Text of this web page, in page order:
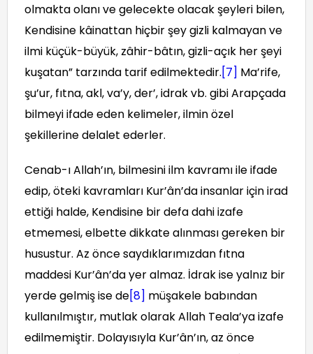
olmakta olanı ve gelecekte olacak şeyleri bilen,
Kendisine kâinattan hiçbir şey gizli kalmayan ve
ilmi küçük-büyük, zâhir-bâtın, gizli-açık her şeyi
kuşatan” tarzında tarif edilmektedir.[7] Ma’rife,
şu’ur, fıtna, akl, va’y, der’, idrak vb. gibi Arapçada
bilmeyi ifade eden kelimeler, ilmin özel
şekillerine delalet ederler.
Cenab-ı Allah’ın, bilmesini ilm kavramı ile ifade
edip, öteki kavramları Kur’ân’da insanlar için irad
ettiği halde, Kendisine bir defa dahi izafe
etmemesi, elbette dikkate alınması gereken bir
husustur. Az önce saydıklarımızdan fıtna
maddesi Kur’ân’da yer almaz. İdrak ise yalnız bir
yerde gelmiş ise de[8] müşakele babından
kullanılmıştır, mutlak olarak Allah Teala’ya izafe
edilmemiştir. Dolayısıyla Kur’ân’ın, az önce